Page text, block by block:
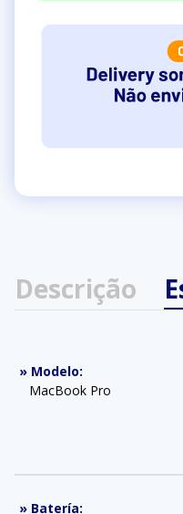
Descrição
» Modelo:
MacBook Pro
» Batería: